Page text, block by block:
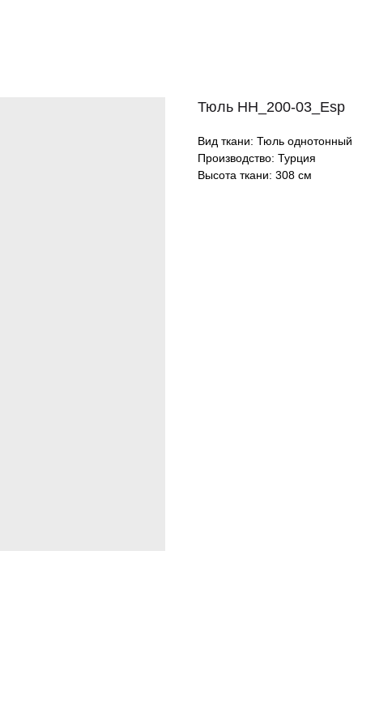
Тюль HH_200-03_Esp
Вид ткани: Тюль однотонный
Производство: Турция
Высота ткани: 308 см